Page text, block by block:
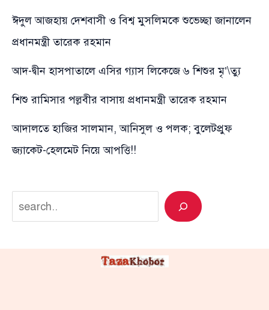
ঈদুল আজহায় দেশবাসী ও বিশ্ব মুসলিমকে শুভেচ্ছা জানালেন
প্রধানমন্ত্রী তারেক রহমান
আদ-দ্বীন হাসপাতালে এসির গ্যাস লিকেজে ৬ শিশুর মৃ’\ত্যু
শিশু রামিসার পল্লবীর বাসায় প্রধানমন্ত্রী তারেক রহমান
আদালতে হাজির সালমান, আনিসুল ও পলক; বুলেটপ্রুফ
জ্যাকেট-হেলমেট নিয়ে আপত্তি!!
Search